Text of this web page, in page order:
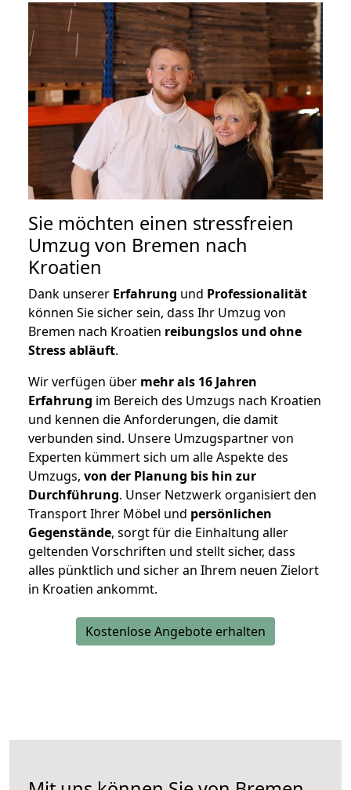
Sie möchten einen stressfreien
Umzug von Bremen nach
Kroatien
Dank unserer Erfahrung und Professionalität
können Sie sicher sein, dass Ihr Umzug von
Bremen nach Kroatien reibungslos und ohne
Stress abläuft.
Wir verfügen über mehr als 16 Jahren
Erfahrung im Bereich des Umzugs nach Kroatien
und kennen die Anforderungen, die damit
verbunden sind. Unsere Umzugspartner von
Experten kümmert sich um alle Aspekte des
Umzugs, von der Planung bis hin zur
Durchführung. Unser Netzwerk organisiert den
Transport Ihrer Möbel und persönlichen
Gegenstände, sorgt für die Einhaltung aller
geltenden Vorschriften und stellt sicher, dass
alles pünktlich und sicher an Ihrem neuen Zielort
in Kroatien ankommt.
Kostenlose Angebote erhalten